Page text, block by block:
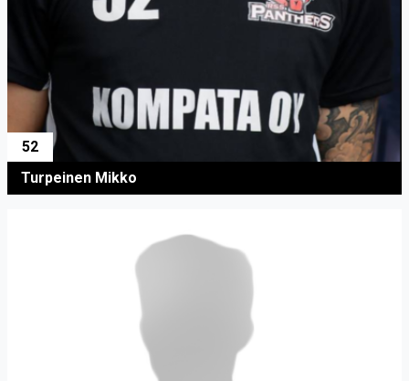
52
Turpeinen Mikko